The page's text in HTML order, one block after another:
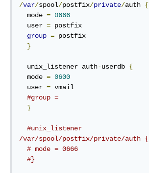
/var/spool/postfix/private/auth {
  mode
= 0666
  user
= postfix
group = postfix
}
  unix_listener auth
-userdb {
  mode
= 0600
  user
= vmail
#group =
}
#unix_listener
/var/spool/postfix/private/auth {
# mode = 0666
#}